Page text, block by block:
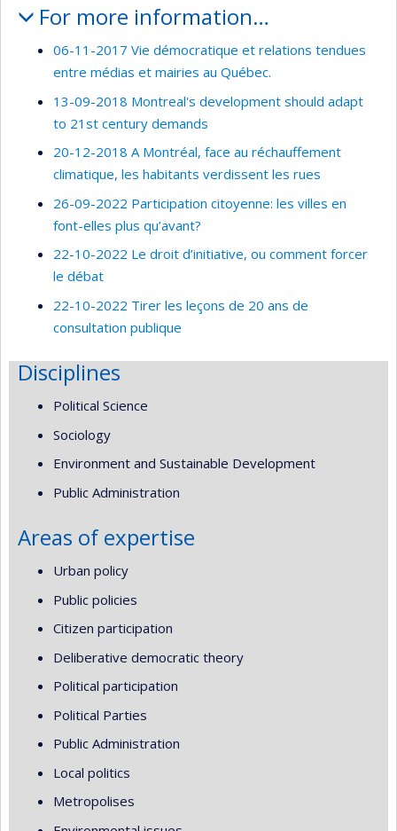
For more information…
06-11-2017 Vie démocratique et relations tendues
entre médias et mairies au Québec.
13-09-2018 Montreal's development should adapt
to 21st century demands
20-12-2018 A Montréal, face au réchauffement
climatique, les habitants verdissent les rues
26-09-2022 Participation citoyenne: les villes en
font-elles plus qu’avant?
22-10-2022 Le droit d’initiative, ou comment forcer
le débat
22-10-2022 Tirer les leçons de 20 ans de
consultation publique
Disciplines
Political Science
Sociology
Environment and Sustainable Development
Public Administration
Areas of expertise
Urban policy
Public policies
Citizen participation
Deliberative democratic theory
Political participation
Political Parties
Public Administration
Local politics
Metropolises